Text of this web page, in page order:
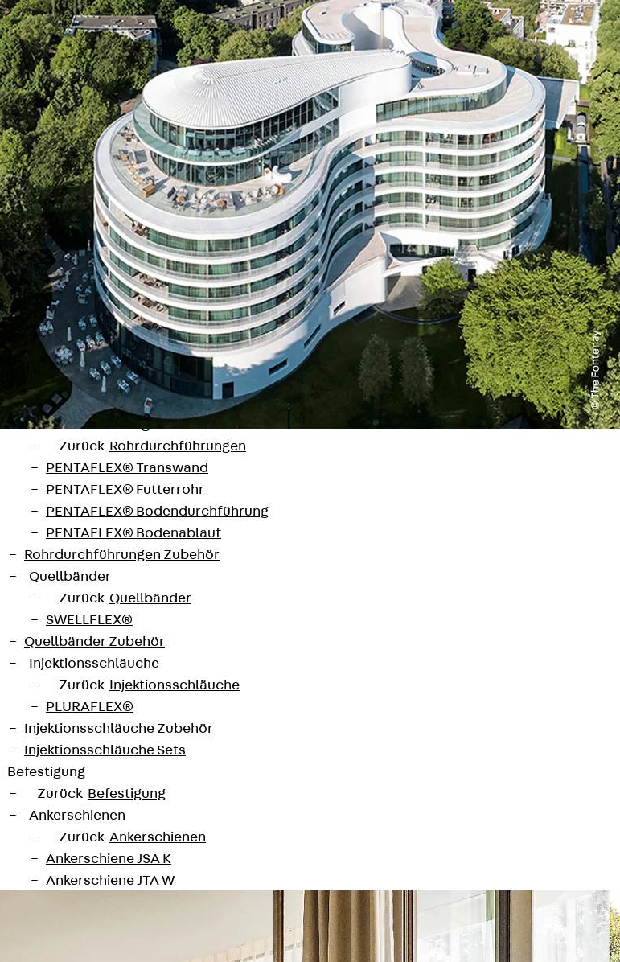
KUNEX® Mauerkragen
KUNEX® ABS Abschalelemente
Fugenbänder Zubehör
Fugenbleche
Zurück Fugenbleche
PENTAFLEX KB®
PENTAFLEX KB® Agrar
PENTAFLEX® FBA
PENTAFLEX® ABS
PENTAFLEX® OBS
PENTAFLEX® FTS
PENTAFLEX® STK
PENTAFLEX® OPTI-Mauerstärken
PENTAFLEX® Modul
Fugenbleche Zubehör
Frischbetonverbundsysteme
Zurück Frischbetonverbundsysteme
SECUFLEX®
Frischbetonverbundsysteme Zubehör
Rohrdurchführungen
Zurück Rohrdurchführungen
PENTAFLEX® Transwand
PENTAFLEX® Futterrohr
PENTAFLEX® Bodendurchführung
PENTAFLEX® Bodenablauf
Rohrdurchführungen Zubehör
Quellbänder
Zurück Quellbänder
SWELLFLEX®
Quellbänder Zubehör
Injektionsschläuche
Zurück Injektionsschläuche
PLURAFLEX®
Injektionsschläuche Zubehör
Injektionsschläuche Sets
Befestigung
Zurück Befestigung
Ankerschienen
Zurück Ankerschienen
Ankerschiene JSA K
Ankerschiene JTA W
zur Alster. Die Themen Natur und Wasser wurden in einer
gibt keine Rückseite – alle Seiten stehen im Grünen.
die die Grenze zwischen Natur und Wohnen verschwimmen lassen. Das Hotel liegt direkt
in die Innenstadt zum Shoppen und zur HafenCity führt.
u. a. runde Edelstahleinheiten UEKD R E.